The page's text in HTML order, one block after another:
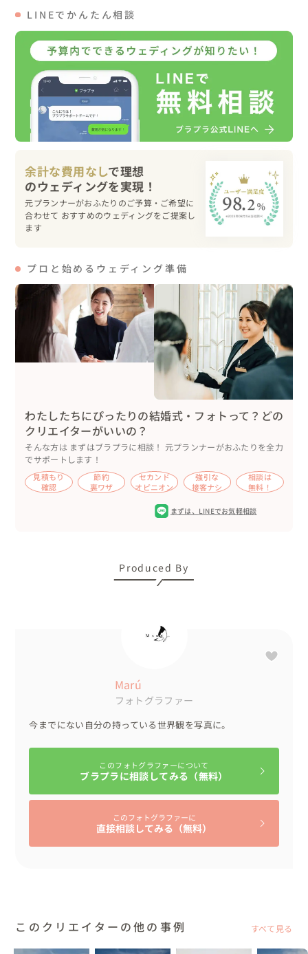
はじめは「写真撮影はあまり慣れていないんです！」とお
気に、おふたりも少しずつリラックスしていかれました🌈
撮影中に、偶然にもヤギの群れをお散歩させている宮古島
の方に遭遇！
「一緒に撮影させていただけませんか？」とお願いしたと
ころ、快諾してくださり、ヤギをおふたりの元へ連れてい
ってくださいました！
予想外の出来事でしたが、かわいらしいヤギたちにおふた
りも大喜び💓
その後も、サングラスをかけてもらったり、ベールを被っ
ていただいたり、さまざまなポーズをご提案✨
大好きな宮古島での前撮り撮影を、心から楽しまれている
お姿がとても印象的で、その自然な様子をたくさん撮影さ
🌴こんな人にオススメ
・海外風でおしゃれな前撮りを撮りたい
・カジュアルで自然体なふたりを残したい
・美しい大自然の中で撮影したい
・おしゃれな写真を撮りたいけどよくわからないのでおす
カジュアル・レトロなテイストの撮影を得意としていま
す！
自分のイメージする世界観を共有しながら、みなさんの思
い出の写真を撮影したいと思っています✨
また、おふたりに寄り添いながら、瞬間の表情を大切に撮
影することを心がけています😊
LINEでかんたん相談
余計な費用なしで理想
元プランナーがおふたりのご予算・ご希望に
合わせて おすすめのウェディングをご提案し
ます
プロと始めるウェディング準備
わたしたちにぴったりの結婚式・フォトって？どの
クリエイターがいいの？
そんな方は まずはブラプラに相談！ 元プランナーがおふたりを全力
でサポートします！
見積もり
確認
節約
裏ワザ
セカンド
オピニオン
強引な
接客ナシ
相談は
無料！
まずは、 LINEでお気軽相談
Produced By
Marú
フォトグラファー
今までにない自分の持っている世界観を写真に。
このフォトグラファーについて
ブラプラに相談してみる（無料）
このフォトグラファーに
直接相談してみる（無料）
このクリエイターの他の事例 すべて見る